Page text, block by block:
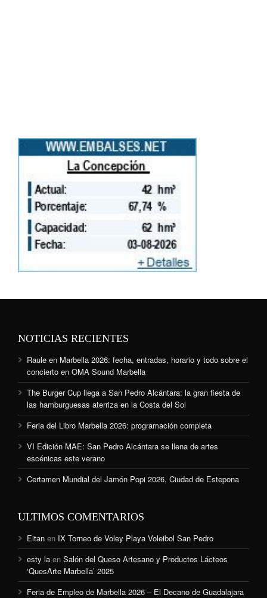
NOTICIAS RECIENTES
Raule en Marbella 2026: fecha, entradas, horario y todo sobre el
concierto en OMA Sound Marbella
The Burger Cup llega a San Pedro Alcántara: la gran fiesta de
las hamburguesas aterriza en la Costa del Sol
Feria del Libro Marbella 2026: programación completa
VI Edición MAE: San Pedro Alcántara se llena de artes
escénicas este verano
Certamen Mundial del Jamón Popi 2026, Ciudad de Estepona
ULTIMOS COMENTARIOS
Eitan en IX Torneo de Voley Playa Voleibol San Pedro
esty la en Salón del Queso Artesano y Productos Lácteos
‘QuesArte Marbella’ 2025
Feria de Empleo de Marbella 2026 – El Decano de Guadalajara